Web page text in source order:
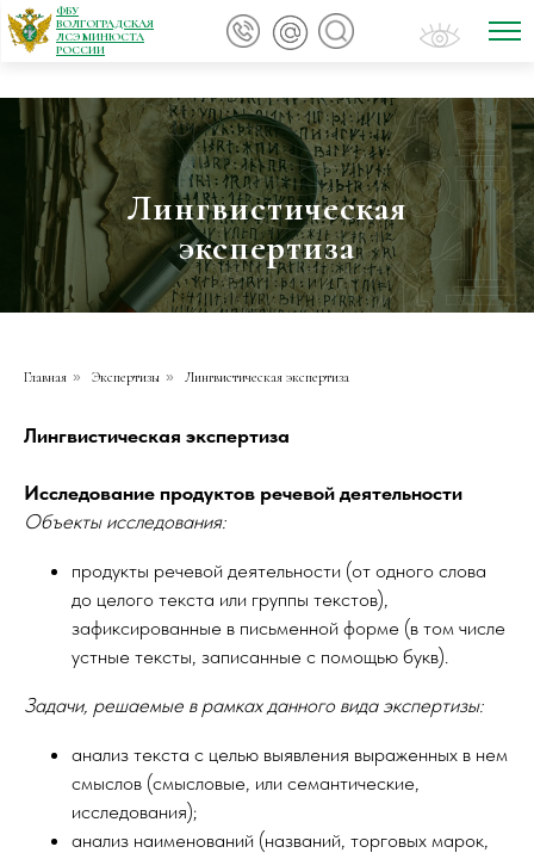
ФБУ
ВОЛГОГРАДСКАЯ
ЛСЭ МИНЮСТА
РОССИИ
Лингвистическая
экспертиза
Главная » Экспертизы » Лингвистическая экспертиза
Лингвистическая экспертиза
Исследование продуктов речевой деятельности
Объекты исследования:
продукты речевой деятельности (от одного слова
до целого текста или группы текстов),
зафиксированные в письменной форме (в том числе
устные тексты, записанные с помощью букв).
Задачи, решаемые в рамках данного вида экспертизы:
анализ текста с целью выявления выраженных в нем
смыслов (смысловые, или семантические,
исследования);
анализ наименований (названий, торговых марок,